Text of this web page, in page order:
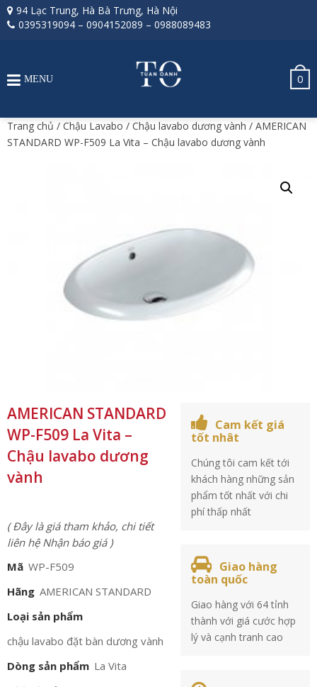
94 Lạc Trung, Hà Bà Trưng, Hà Nội
0395319094 – 0904152089 – 0988089483
0
MENU
Trang chủ / Chậu Lavabo / Chậu lavabo dương vành / AMERICAN
STANDARD WP-F509 La Vita – Chậu lavabo dương vành
AMERICAN STANDARD
WP-F509 La Vita –
Chậu lavabo dương
vành
( Đây là giá tham khảo, chi tiết
liên hệ Nhận báo giá )
Mã WP-F509
Hãng AMERICAN STANDARD
Loại sản phẩm
chậu lavabo đặt bàn dương vành
Dòng sản phẩm La Vita
Cam kết giá
tốt nhât
Chúng tôi cam kết tới
khách hàng những sản
phẩm tốt nhất với chi
phí thấp nhất
Giao hàng
toàn quốc
Giao hàng với 64 tỉnh
thành với giá cước hợp
lý và cạnh tranh cao